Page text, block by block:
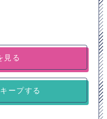
見る
ープする